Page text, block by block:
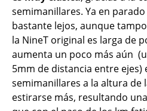
semimanillares. Ya en
bastante lejos, aunque
la NineT original es larga de
aumenta un poco más aún
5mm de distancia entre ejes)
semimanillares a la altura de
estirarse más, resultando